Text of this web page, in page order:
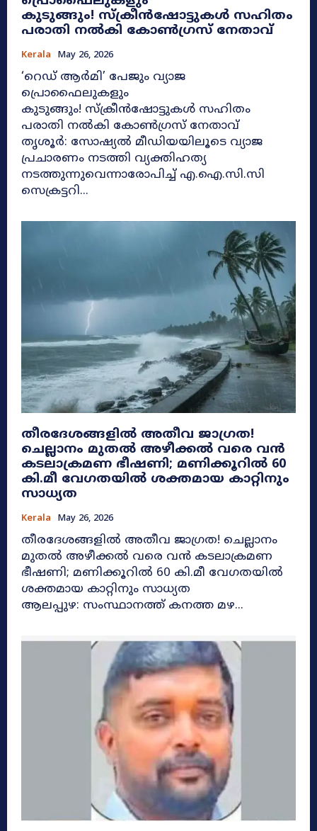
കുടുങ്ങും! സ്ക്രീൻഷോട്ടുകൾ സഹിതം
പരാതി നൽകി കോൺഗ്രസ് നേതാവ്
Kerala May 26, 2026
​‘റെഡ് ആർമി’ പേജും വ്യാജ
പ്രൊഫൈലുകളും
കുടുങ്ങും! സ്ക്രീൻഷോട്ടുകൾ സഹിതം
പരാതി നൽകി കോൺഗ്രസ് നേതാവ്
തൃശൂർ: സോഷ്യൽ മീഡിയയിലൂടെ വ്യാജ
പ്രചാരണം നടത്തി വ്യക്തിഹത്യ
നടത്തുന്നുവെന്നാരോപിച്ച് എ.ഐ.സി.സി
സെക്രട്ടറി...
തീരദേശങ്ങളിൽ അതീവ ജാഗ്രത!
ചെല്ലാനം മുതൽ അഴീക്കൽ വരെ വൻ
കടലാക്രമണ ഭീഷണി; മണിക്കൂറിൽ 60
കി.മീ വേഗതയിൽ ശക്തമായ കാറ്റിനും
സാധ്യത
Kerala May 26, 2026
തീരദേശങ്ങളിൽ അതീവ ജാഗ്രത! ചെല്ലാനം
മുതൽ അഴീക്കൽ വരെ വൻ കടലാക്രമണ
ഭീഷണി; മണിക്കൂറിൽ 60 കി.മീ വേഗതയിൽ
ശക്തമായ കാറ്റിനും സാധ്യത
ആലപ്പുഴ: സംസ്ഥാനത്ത് കനത്ത മഴ...